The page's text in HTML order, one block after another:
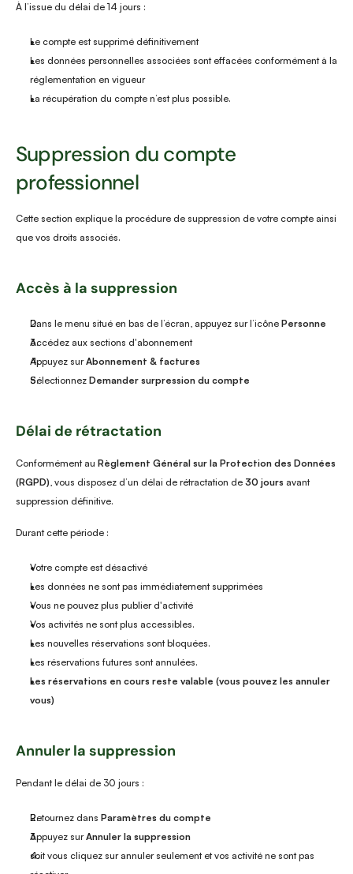
À l’issue du délai de 14 jours :
Le compte est supprimé définitivement
Les données personnelles associées sont effacées conformément à la
réglementation en vigueur
La récupération du compte n’est plus possible.
Suppression du compte
professionnel
Cette section explique la procédure de suppression de votre compte ainsi
que vos droits associés.
Accès à la suppression
Dans le menu situé en bas de l’écran, appuyez sur l’icône Personne
Accédez aux sections d'abonnement
Appuyez sur Abonnement & factures
Sélectionnez Demander surpression du compte
Délai de rétractation
Conformément au Règlement Général sur la Protection des Données
(RGPD), vous disposez d’un délai de rétractation de 30 jours avant
suppression définitive.
Durant cette période :
Votre compte est désactivé
Les données ne sont pas immédiatement supprimées
Vous ne pouvez plus publier d'activité
Vos activités ne sont plus accessibles.
Les nouvelles réservations sont bloquées.
Les réservations futures sont annulées.
Les réservations en cours reste valable (vous pouvez les annuler
vous)
Annuler la suppression
Pendant le délai de 30 jours :
Retournez dans Paramètres du compte
Appuyez sur Annuler la suppression
soit vous cliquez sur annuler seulement et vos activité ne sont pas